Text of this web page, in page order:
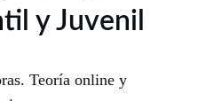
y Juvenil
Teoría online y